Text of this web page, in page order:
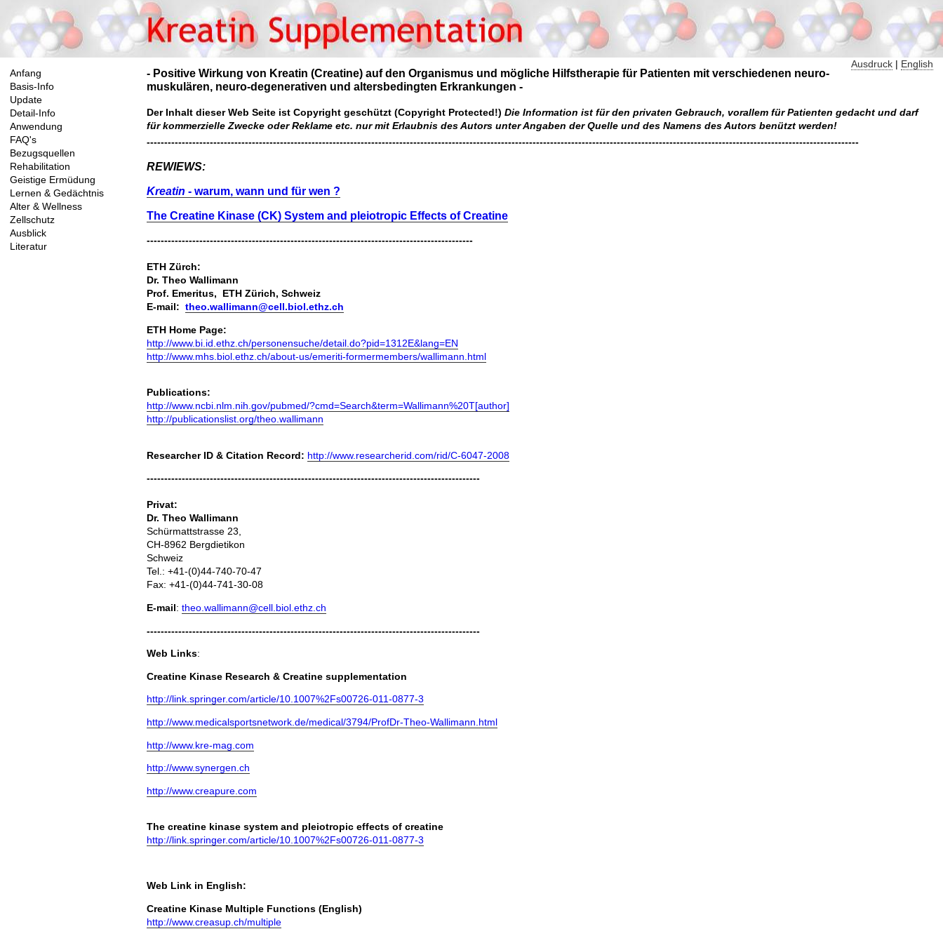
Anfang
Basis-Info
Update
Detail-Info
Anwendung
FAQ's
Bezugsquellen
Rehabilitation
Geistige Ermüdung
Lernen & Gedächtnis
Alter & Wellness
Zellschutz
Ausblick
Literatur
Ausdruck | English
- Positive Wirkung von Kreatin (Creatine) auf den Organismus und mögliche Hilfstherapie für Patienten mit verschiedenen neuro-
muskulären, neuro-degenerativen und altersbedingten Erkrankungen -
Der Inhalt dieser Web Seite ist Copyright geschützt (Copyright Protected!) Die Information ist für den privaten Gebrauch, vorallem für Patienten gedacht und darf
für kommerzielle Zwecke oder Reklame etc. nur mit Erlaubnis des Autors unter Angaben der Quelle und des Namens des Autors benützt werden!
-----------------------------------------------------------------------------------------------------------------------------------------------------------------------------------------------------------
REWIEWS:
Kreatin - warum, wann und für wen ?
The Creatine Kinase (CK) System and pleiotropic Effects of Creatine
---------------------------------------------------------------------------------------------
ETH Zürch:
Dr. Theo Wallimann
Prof. Emeritus, ETH Zürich, Schweiz
E-mail: theo.wallimann@cell.biol.ethz.ch
ETH Home Page:
http://www.bi.id.ethz.ch/personensuche/detail.do?pid=1312E&lang=EN
http://www.mhs.biol.ethz.ch/about-us/emeriti-formermembers/wallimann.html
Publications:
http://www.ncbi.nlm.nih.gov/pubmed/?cmd=Search&term=Wallimann%20T[author]
http://publicationslist.org/theo.wallimann
Researcher ID & Citation Record: http://www.researcherid.com/rid/C-6047-2008
-----------------------------------------------------------------------------------------------
Privat:
Dr. Theo Wallimann
Schürmattstrasse 23,
CH-8962 Bergdietikon
Schweiz
Tel.: +41-(0)44-740-70-47
Fax: +41-(0)44-741-30-08
E-mail : theo.wallimann@cell.biol.ethz.ch
-----------------------------------------------------------------------------------------------
Web Links:
Creatine Kinase Research & Creatine supplementation
http://link.springer.com/article/10.1007%2Fs00726-011-0877-3
http://www.medicalsportsnetwork.de/medical/3794/ProfDr-Theo-Wallimann.html
http://www.kre-mag.com
http://www.synergen.ch
http://www.creapure.com
The creatine kinase system and pleiotropic effects of creatine
http://link.springer.com/article/10.1007%2Fs00726-011-0877-3
Web Link in English:
Creatine Kinase Multiple Functions (English)
http://www.creasup.ch/multiple